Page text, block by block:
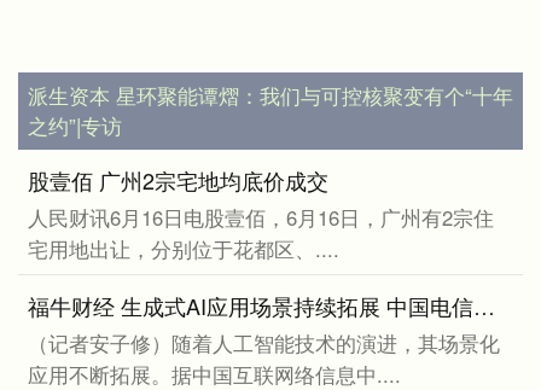
派生资本 星环聚能谭熠：我们与可控核聚变有个“十年
之约”|专访
股壹佰 广州2宗宅地均底价成交
人民财讯6月16日电股壹佰，6月16日，广州有2宗住
宅用地出让，分别位于花都区、....
福牛财经 生成式AI应用场景持续拓展 中国电信深入开展“AI+”
（记者安子修）随着人工智能技术的演进，其场景化
应用不断拓展。据中国互联网络信息中....